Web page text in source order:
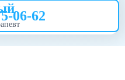
06-62